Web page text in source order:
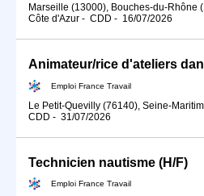
Marseille (13000), Bouches-du-Rhône
Côte d'Azur - CDD - 16/07/2026
Emploi France Travail
Le Petit-Quevilly (76140), Seine-
CDD - 31/07/2026
Technicien nautisme (H/F)
Emploi France Travail